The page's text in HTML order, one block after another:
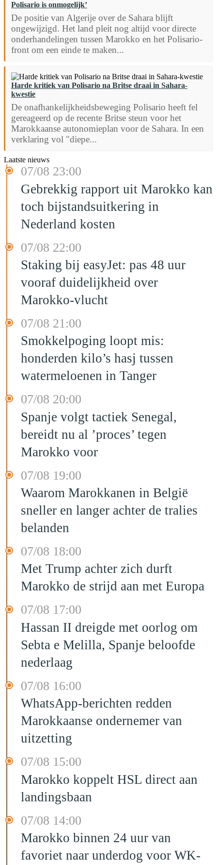
Polisario is onmogelijk’
De positie van Algerije over de Sahara blijft
ongewijzigd. Het land pleit nog altijd voor directe
onderhandelingen tussen Marokko en het Polisario-
front om een einde te maken...
Harde kritiek van Polisario na Britse draai in Sahara-
kwestie
De onafhankelijkheidsbeweging Polisario heeft fel
gereageerd op de recente Britse steun voor het
Marokkaanse autonomieplan voor de Sahara. In een
verklaring vol "diepe...
Laatste nieuws
07/08 23:00
Gebrekkig rapport uit Marokko kan
toch bijstandsuitkering in
Nederland kosten
07/08 22:00
Staking bij easyJet: pas 48 uur
vooraf duidelijkheid over
Marokko-vlucht
07/08 21:00
Smokkelpoging loopt mis:
honderden kilo’s hasj tussen
watermeloenen in Tanger
07/08 20:00
Spanje volgt tactiek Senegal,
bereidt nu al ’proces’ tegen
Marokko voor
07/08 19:00
Waarom Marokkanen in België
sneller en langer achter de tralies
belanden
07/08 18:00
Met Trump achter zich durft
Marokko de strijd aan met Europa
07/08 17:00
Hassan II dreigde met oorlog om
Sebta e Melilla, Spanje beloofde
nederlaag
07/08 16:00
WhatsApp-berichten redden
Marokkaanse ondernemer van
uitzetting
07/08 15:00
Marokko koppelt HSL direct aan
landingsbaan
07/08 14:00
Marokko binnen 24 uur van
favoriet naar underdog voor WK-